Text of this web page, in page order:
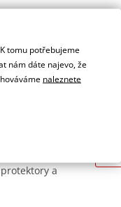
m² v
závodů
a
tomu potřebujeme
nám dáte najevo, že
naleznete